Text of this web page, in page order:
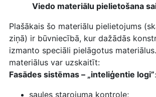
Viedo materiālu pielietošana
Plašākais šo materiālu pielietojums
ziņā) ir būvniecībā, kur dažādās
izmanto speciāli pielāgotus
materiālus var uzskaitīt:
Fasādes sistēmas – „inteliģentie logi”:
saules starojuma kontrole;